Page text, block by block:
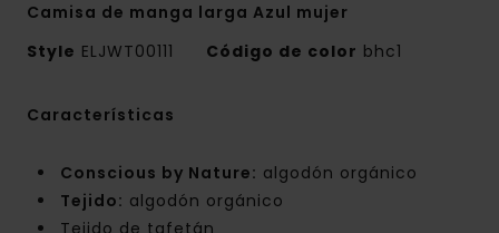
Camisa de manga larga Azul mujer
Style ELJWT00111 Código de color bhc1
Características
Conscious by Nature: algodón orgánico
Tejido: algodón orgánico